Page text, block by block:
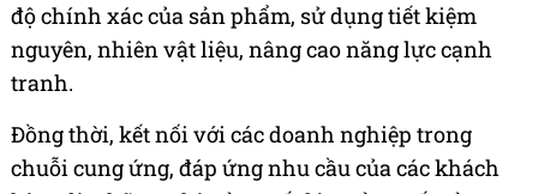
độ chính xác của sản phẩm, sử dụng tiết kiệm
nguyên, nhiên vật liệu, nâng cao năng lực cạnh
tranh.
Đồng thời, kết nối với các doanh nghiệp trong
chuỗi cung ứng, đáp ứng nhu cầu của các khách